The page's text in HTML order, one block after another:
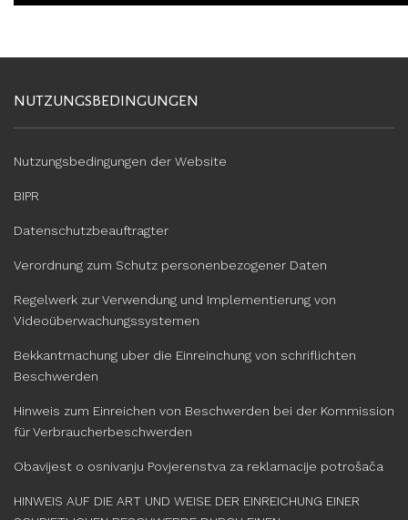
NUTZUNGSBEDINGUNGEN
Nutzungsbedingungen der Website
BIPR
Datenschutzbeauftragter
Verordnung zum Schutz personenbezogener Daten
Regelwerk zur Verwendung und Implementierung von
Videoüberwachungssystemen
Bekkantmachung uber die Einreinchung von schriflichten
Beschwerden
Hinweis zum Einreichen von Beschwerden bei der Kommission
für Verbraucherbeschwerden
Obavijest o osnivanju Povjerenstva za reklamacije potrošača
HINWEIS AUF DIE ART UND WEISE DER EINREICHUNG EINER